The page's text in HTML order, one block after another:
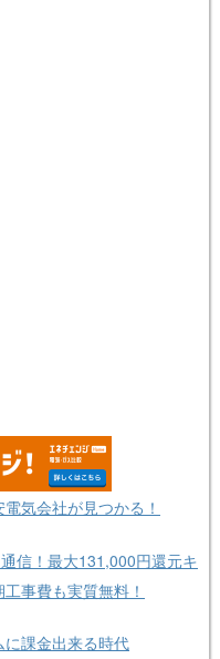
気会社が見つかる！
信！最大131,000円還元キ
事費も実質無料！
課金出来る時代